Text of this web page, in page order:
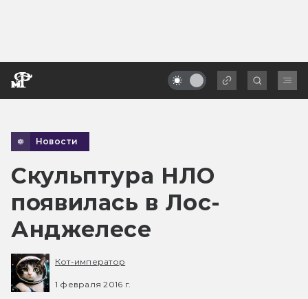
Новости
Скульптура НЛО
появилась в Лос-
Анджелесе
Кот-император
1 февраля 2016 г.